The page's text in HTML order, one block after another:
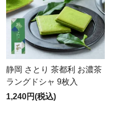
静岡 さとり 茶都利 お濃茶
ラングドシャ 9枚入
1,240円(税込)